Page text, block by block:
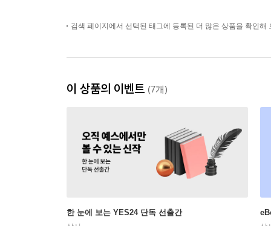
검색 페이지에서 선택된 태그에 등록된 더 많은 상품을 확인해
이 상품의 이벤트 (7개)
한 눈에 보는 YES24 단독 선출간